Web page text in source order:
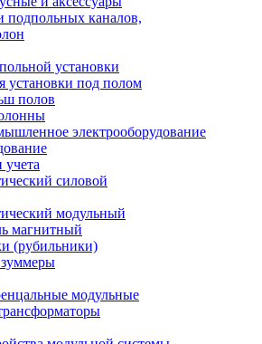
каналов,
установки
установки под полом
полов
электрооборудование
силовой
модульный
магнитный
(рубильники)
модульные